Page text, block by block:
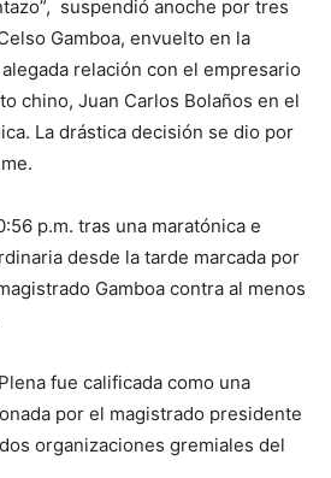
suspendió anoche por tres
Gamboa, envuelto en la
relación con el empresario
chino, Juan Carlos Bolaños en el
La drástica decisión se dio por
p.m. tras una maratónica e
desde la tarde marcada por
Gamboa contra al menos
fue calificada como una
por el magistrado presidente
organizaciones gremiales del